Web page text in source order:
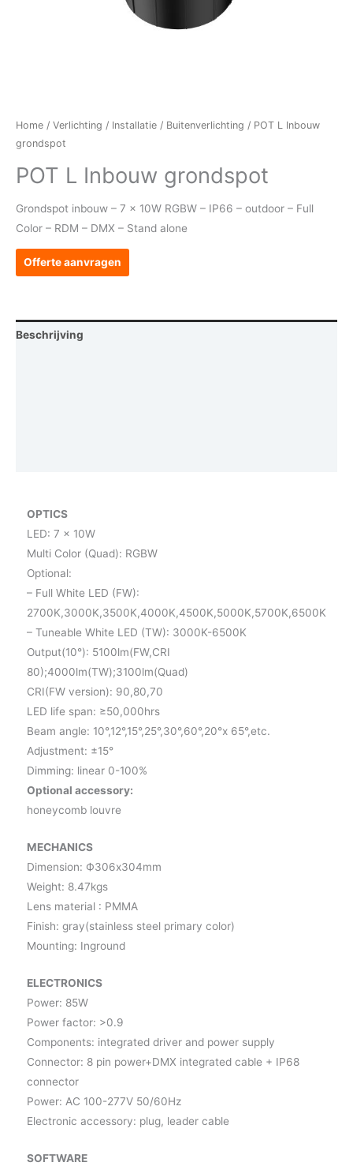
Home / Verlichting / Installatie / Buitenverlichting / POT L Inbouw
grondspot
POT L Inbouw grondspot
Grondspot inbouw – 7 x 10W RGBW – IP66 – outdoor – Full
Color – RDM – DMX – Stand alone
Offerte aanvragen
Beschrijving
OPTICS
LED: 7 x 10W
Multi Color (Quad): RGBW
Optional:
– Full White LED (FW):
2700K,3000K,3500K,4000K,4500K,5000K,5700K,6500K
– Tuneable White LED (TW): 3000K-6500K
Output(10°): 5100lm(FW,CRI
80);4000lm(TW);3100lm(Quad)
CRI(FW version): 90,80,70
LED life span: ≥50,000hrs
Beam angle: 10°,12°,15°,25°,30°,60°,20°x 65°,etc.
Adjustment: ±15°
Dimming: linear 0-100%
Optional accessory:
honeycomb louvre
MECHANICS
Dimension: Ф306x304mm
Weight: 8.47kgs
Lens material : PMMA
Finish: gray(stainless steel primary color)
Mounting: Inground
ELECTRONICS
Power: 85W
Power factor: >0.9
Components: integrated driver and power supply
Connector: 8 pin power+DMX integrated cable + IP68
connector
Power: AC 100-277V 50/60Hz
Electronic accessory: plug, leader cable
SOFTWARE